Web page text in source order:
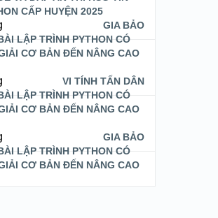
CẤP HUYỆN 2025
GIA BẢO
LẬP TRÌNH PYTHON CÓ
CƠ BẢN ĐẾN NÂNG CAO
VI TÍNH TẤN DÂN
LẬP TRÌNH PYTHON CÓ
CƠ BẢN ĐẾN NÂNG CAO
GIA BẢO
LẬP TRÌNH PYTHON CÓ
CƠ BẢN ĐẾN NÂNG CAO